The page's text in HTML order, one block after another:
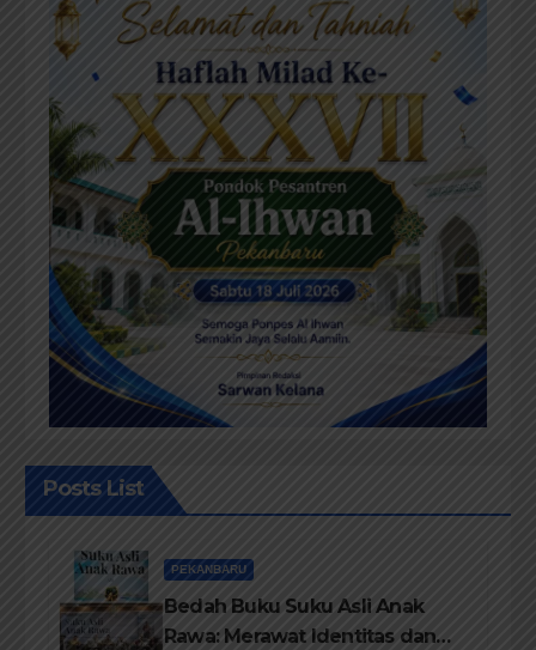
Posts List
PEKANBARU
Bedah Buku Suku Asli Anak
Rawa: Merawat Identitas dan